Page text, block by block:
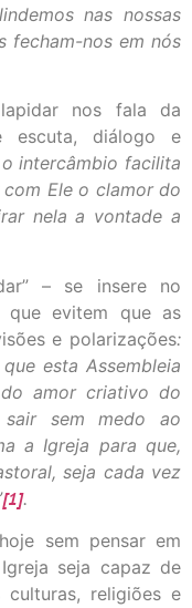
nas nossas
fecham-nos em nós
nos fala da
escuta, diálogo e
intercâmbio facilita
Ele o clamor do
nela a vontade a
– se insere no
que evitem que as
e polarizações:
esta Assembleia
do amor criativo do
sem medo ao
a Igreja para que,
seja cada vez
[1].
sem pensar em
seja capaz de
religiões e